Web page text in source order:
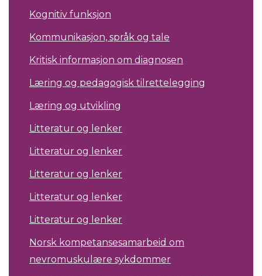
Kognitiv funksjon
Kommunikasjon, språk og tale
Kritisk informasjon om diagnosen
Læring og pedagogisk tilrettelegging
Læring og utvikling
Litteratur og lenker
Litteratur og lenker
Litteratur og lenker
Litteratur og lenker
Litteratur og lenker
Norsk kompetansesamarbeid om
nevromuskulære sykdommer